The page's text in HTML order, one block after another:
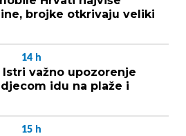
brojke otkrivaju veliki
14 h
Istri važno upozorenje
idu na plaže i
15 h